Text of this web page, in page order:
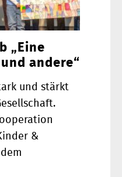
„Eine
andere“
und stärkt
&